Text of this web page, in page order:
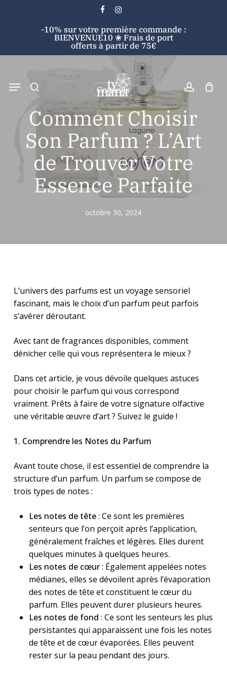
facebookinstagram
-10% sur votre première commande :
BIENVENUE10 ❀ Frais de port
offerts à partir de 75€
Search
search
Menu
Cart
Conseils
Comment Choisir
Son Parfum ? L’Art
de Trouver Votre
Essence Parfaite
octobre 30, 2024
L’univers des parfums est un voyage sensoriel
fascinant, mais le choix d’un parfum peut parfois
s’avérer déroutant.
Avec tant de fragrances disponibles, comment
dénicher celle qui vous représentera le mieux ?
Dans cet article, je vous dévoile quelques astuces
pour choisir le parfum qui vous correspond
vraiment. Prêts à faire de votre signature olfactive
une véritable œuvre d’art ? Suivez le guide !
1. Comprendre les Notes du Parfum
Avant toute chose, il est essentiel de comprendre la
structure d’un parfum. Un parfum se compose de
trois types de notes :
Les notes de tête: Ce sont les premières
senteurs que l’on perçoit après l’application,
généralement fraîches et légères. Elles durent
quelques minutes à quelques heures.
Les notes de cœur: Également appelées notes
médianes, elles se dévoilent après l’évaporation
des notes de tête et constituent le cœur du
parfum. Elles peuvent durer plusieurs heures.
Les notes de fond : Ce sont les senteurs les plus
persistantes qui apparaissent une fois les notes
de tête et de cœur évaporées. Elles peuvent
rester sur la peau pendant des jours.